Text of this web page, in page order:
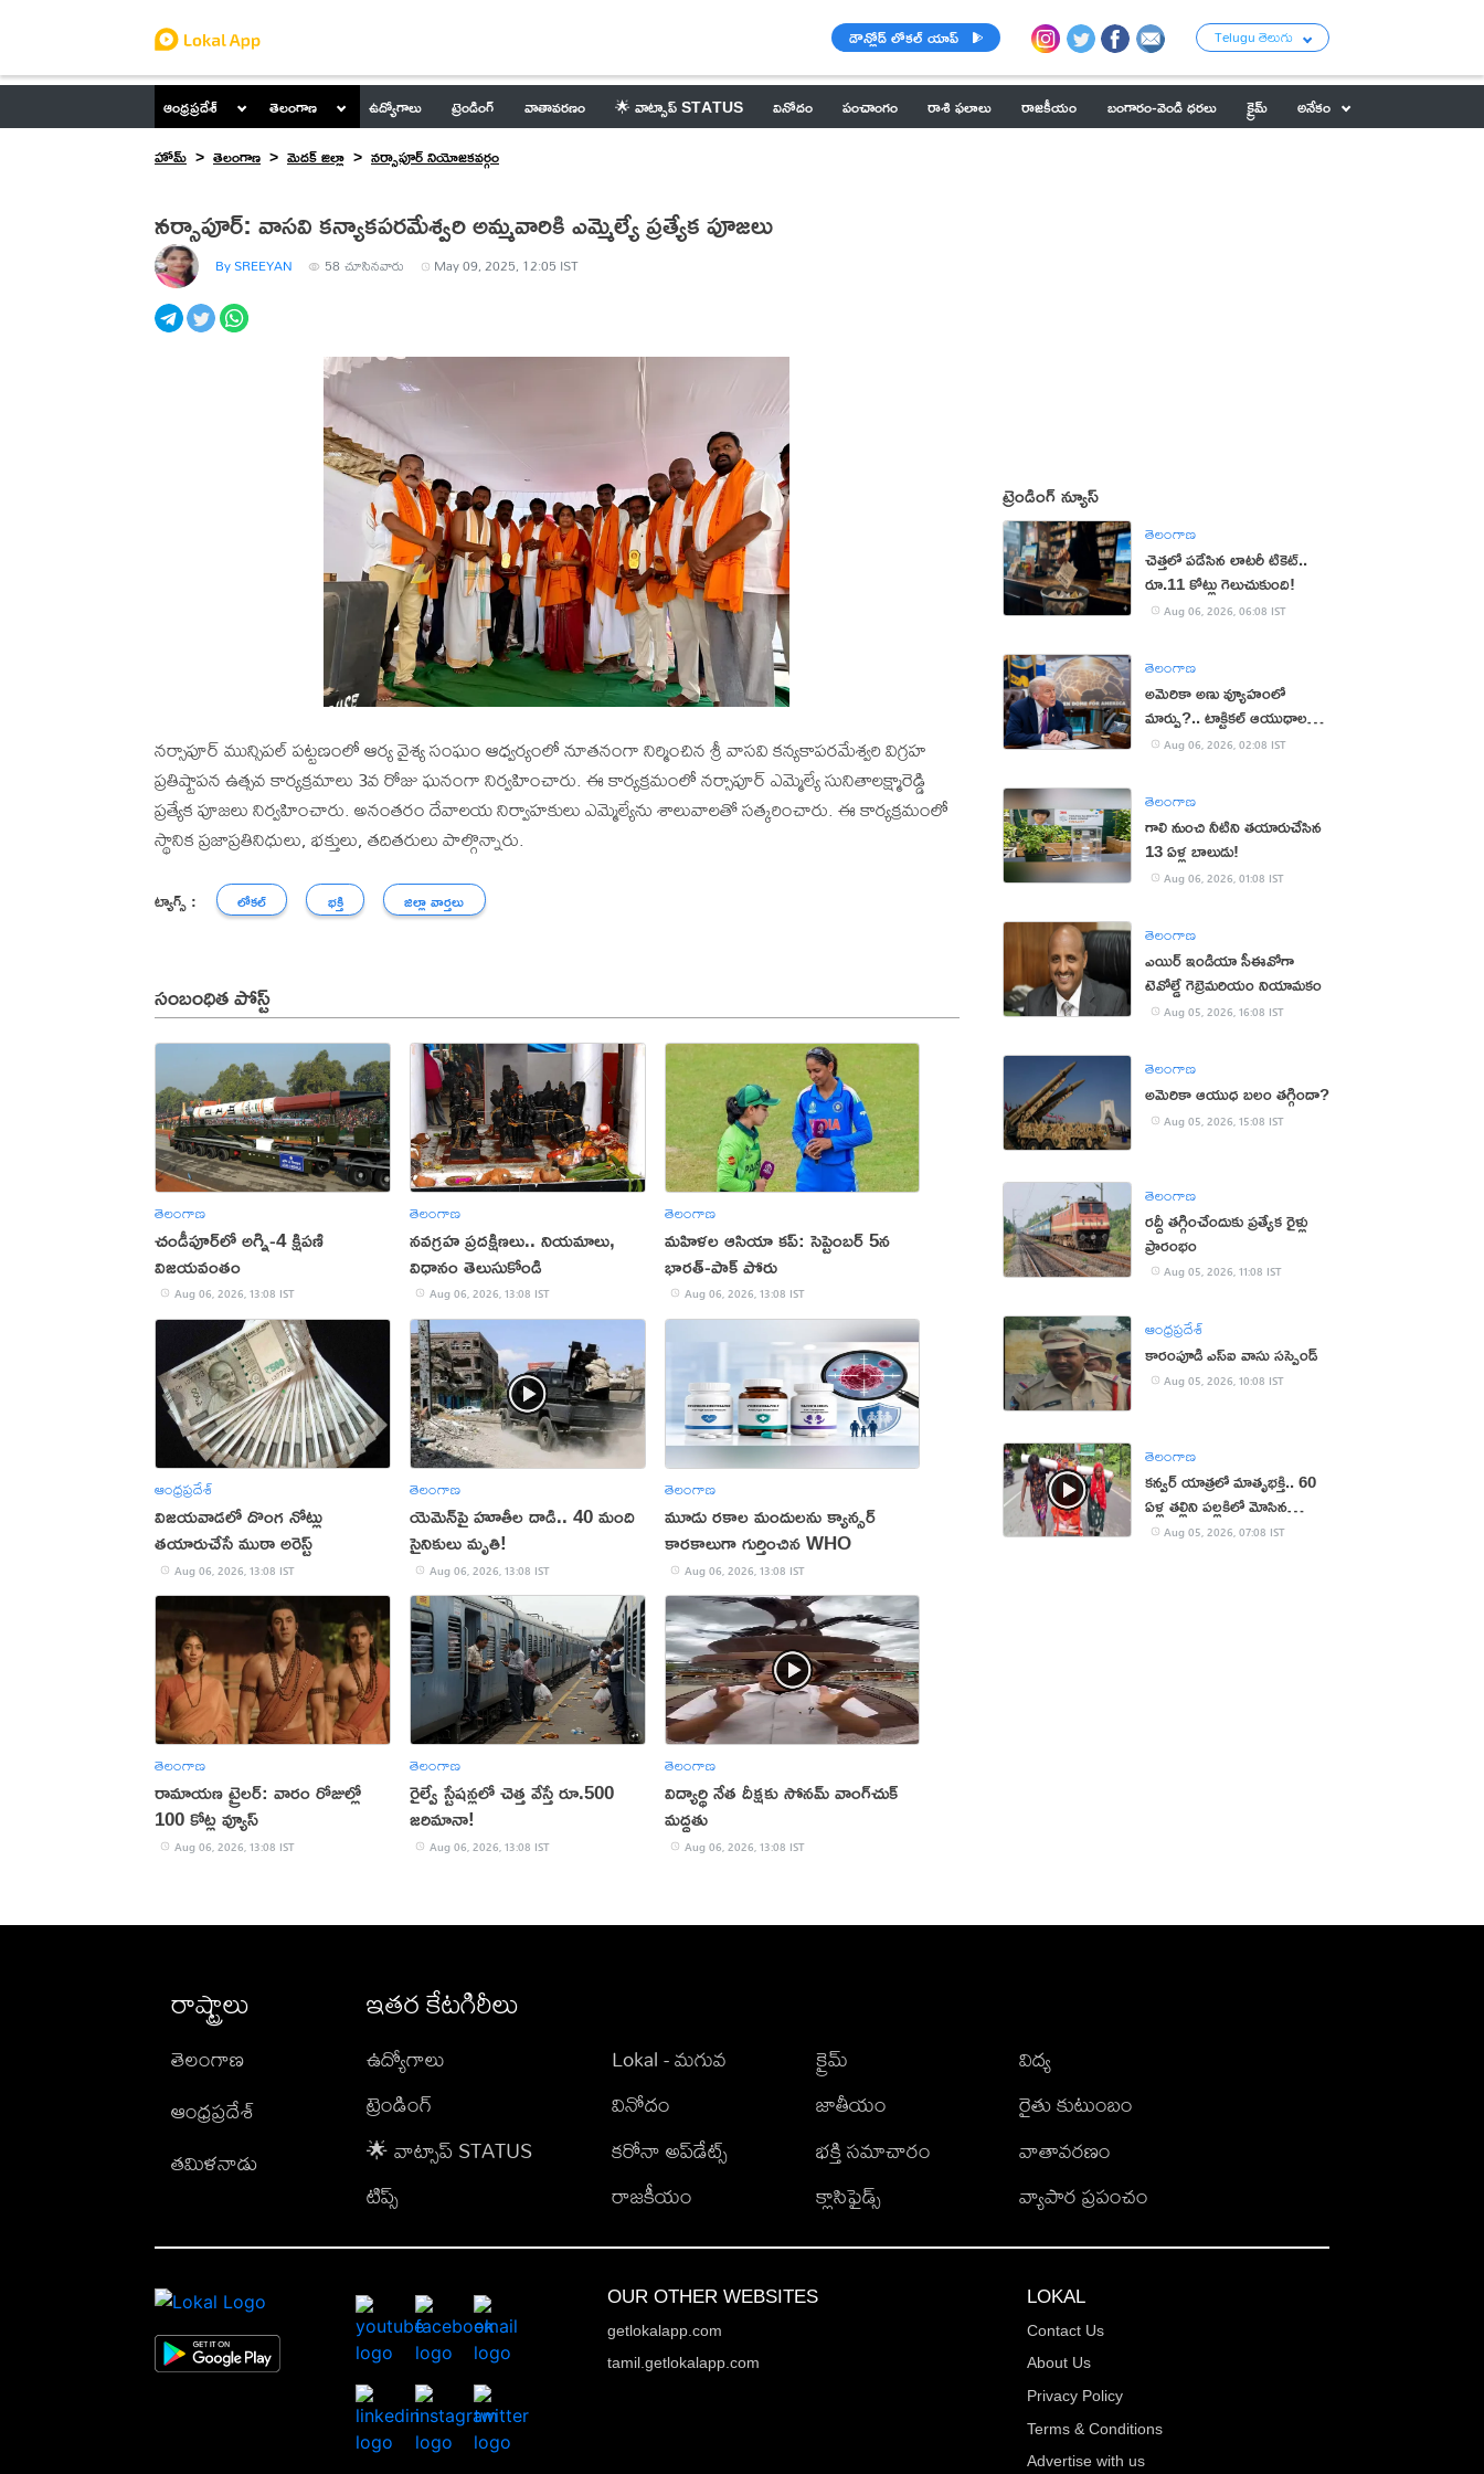
డౌన్లోడ్ లోకల్ యాప్ Telugu తెలుగు
ఆంధ్రప్రదేశ్ తెలంగాణ ఉద్యోగాలు ట్రెండింగ్ వాతావరణం 🌟 వాట్సాప్ STATUS వినోదం పంచాంగం రాశి ఫలాలు రాజకీయం బంగారం-వెండి ధరలు క్రైమ్
అనేకం
హోమ్
తెలంగాణ మెదక్ జిల్లా నర్సాపూర్ నియోజకవర్గం
నర్సాపూర్: వాసవి కన్యాకపరమేశ్వరి అమ్మవారికి ఎమ్మెల్యే ప్రత్యేక పూజలు
By SREEYAN 58 చూసినవారు May 09, 2025, 12:05 IST
నర్సాపూర్ మున్సిపల్ పట్టణంలో ఆర్య వైశ్య సంఘం ఆధ్వర్యంలో నూతనంగా నిర్మించిన శ్రీ వాసవి కన్యకాపరమేశ్వరి విగ్రహ
ప్రతిష్టాపన ఉత్సవ కార్యక్రమాలు 3వ రోజు ఘనంగా నిర్వహించారు. ఈ కార్యక్రమంలో నర్సాపూర్ ఎమ్మెల్యే సునితాలక్ష్మారెడ్డి
ప్రత్యేక పూజలు నిర్వహించారు. అనంతరం దేవాలయ నిర్వాహకులు ఎమ్మెల్యేను శాలువాలతో సత్కరించారు. ఈ కార్యక్రమంలో
స్థానిక ప్రజాప్రతినిధులు, భక్తులు, తదితరులు పాల్గొన్నారు.
ట్యాగ్స్ : లోకల్ భక్తి జిల్లా వార్తలు
సంబంధిత పోస్ట్
తెలంగాణ
చండీపూర్‌లో అగ్ని-4 క్షిపణి
విజయవంతం
Aug 06, 2026, 13:08 IST
తెలంగాణ
నవగ్రహ ప్రదక్షిణలు.. నియమాలు,
విధానం తెలుసుకోండి
Aug 06, 2026, 13:08 IST
తెలంగాణ
మహిళల ఆసియా కప్‌: సెప్టెంబర్ 5న
భారత్-పాక్ పోరు
Aug 06, 2026, 13:08 IST
ఆంధ్రప్రదేశ్
విజయవాడలో దొంగ నోట్లు
తయారుచేసే ముఠా అరెస్ట్
Aug 06, 2026, 13:08 IST
తెలంగాణ
యెమెన్‌పై హూతీల దాడి.. 40 మంది
సైనికులు మృతి!
Aug 06, 2026, 13:08 IST
తెలంగాణ
మూడు రకాల మందులను క్యాన్సర్
కారకాలుగా గుర్తించిన WHO
Aug 06, 2026, 13:08 IST
తెలంగాణ
రామాయణ ట్రైలర్: వారం రోజుల్లో
100 కోట్ల వ్యూస్
Aug 06, 2026, 13:08 IST
తెలంగాణ
రైల్వే స్టేషన్లలో చెత్త వేస్తే రూ.500
జరిమానా!
Aug 06, 2026, 13:08 IST
తెలంగాణ
విద్యార్థి నేత దీక్షకు సోనమ్ వాంగ్‌చుక్
మద్దతు
Aug 06, 2026, 13:08 IST
ట్రెండింగ్ న్యూస్
తెలంగాణ
చెత్తలో పడేసిన లాటరీ టికెట్..
రూ.11 కోట్లు గెలుచుకుంది!
Aug 06, 2026, 06:08 IST
తెలంగాణ
అమెరికా అణు వ్యూహంలో
మార్పు?.. టాక్టికల్ ఆయుధాలకు
ప్రాధాన్యం!
Aug 06, 2026, 02:08 IST
తెలంగాణ
గాలి నుంచి నీటిని తయారుచేసిన
13 ఏళ్ల బాలుడు!
Aug 06, 2026, 01:08 IST
తెలంగాణ
ఎయిర్ ఇండియా సీఈవోగా
టెవోల్డే గెబ్రెమరియం నియామకం
Aug 05, 2026, 16:08 IST
తెలంగాణ
అమెరికా ఆయుధ బలం తగ్గిందా?
Aug 05, 2026, 15:08 IST
తెలంగాణ
రద్దీ తగ్గించేందుకు ప్రత్యేక రైళ్లు
ప్రారంభం
Aug 05, 2026, 11:08 IST
ఆంధ్రప్రదేశ్
కారంపూడి ఎస్ఐ వాసు స‌స్పెండ్‌
Aug 05, 2026, 10:08 IST
తెలంగాణ
కన్వర్ యాత్రలో మాతృభక్తి.. 60
ఏళ్ల తల్లిని పల్లకిలో మోసిన
కొడుకు, కోడలు!
Aug 05, 2026, 07:08 IST
రాష్ట్రాలు
తెలంగాణ
ఆంధ్రప్రదేశ్
తమిళనాడు
ఇతర కేటగిరీలు
ఉద్యోగాలు
ట్రెండింగ్
🌟 వాట్సాప్ STATUS
టిప్స్
Lokal - మగువ
వినోదం
కరోనా అప్‌డేట్స్
రాజకీయం
క్రైమ్
జాతీయం
భక్తి సమాచారం
క్లాసిఫైడ్స్
విద్య
రైతు కుటుంబం
వాతావరణం
వ్యాపార ప్రపంచం
OUR OTHER WEBSITES
getlokalapp.com
tamil.getlokalapp.com
LOKAL
Contact Us
About Us
Privacy Policy
Terms & Conditions
Advertise with us